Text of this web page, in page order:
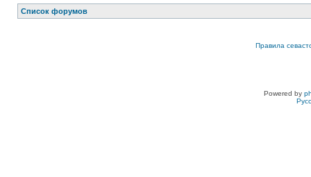
Список форумов
Правила
Powered by